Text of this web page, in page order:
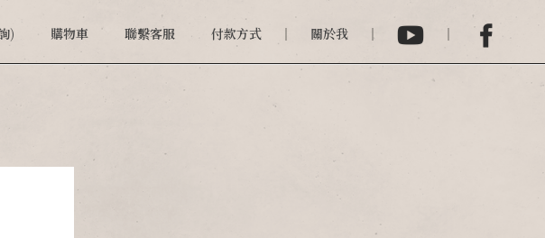
) 購物車 聯繫客服 付款方式 關於我